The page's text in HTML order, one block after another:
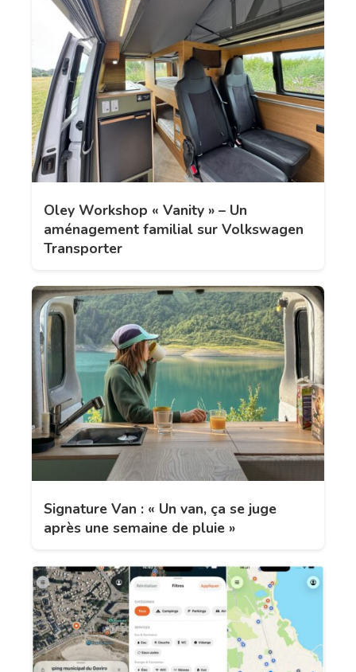
Oley Workshop « Vanity » – Un
aménagement familial sur Volkswagen
Transporter
Signature Van : « Un van, ça se juge
après une semaine de pluie »